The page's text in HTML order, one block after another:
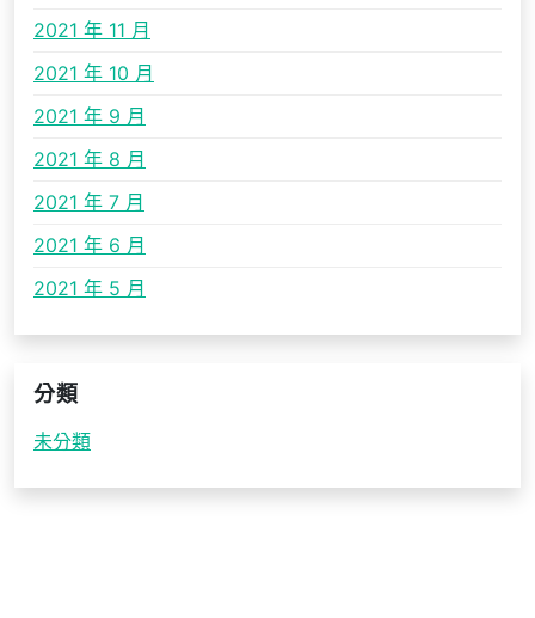
2021 年 11 月
2021 年 10 月
2021 年 9 月
2021 年 8 月
2021 年 7 月
2021 年 6 月
2021 年 5 月
分類
未分類